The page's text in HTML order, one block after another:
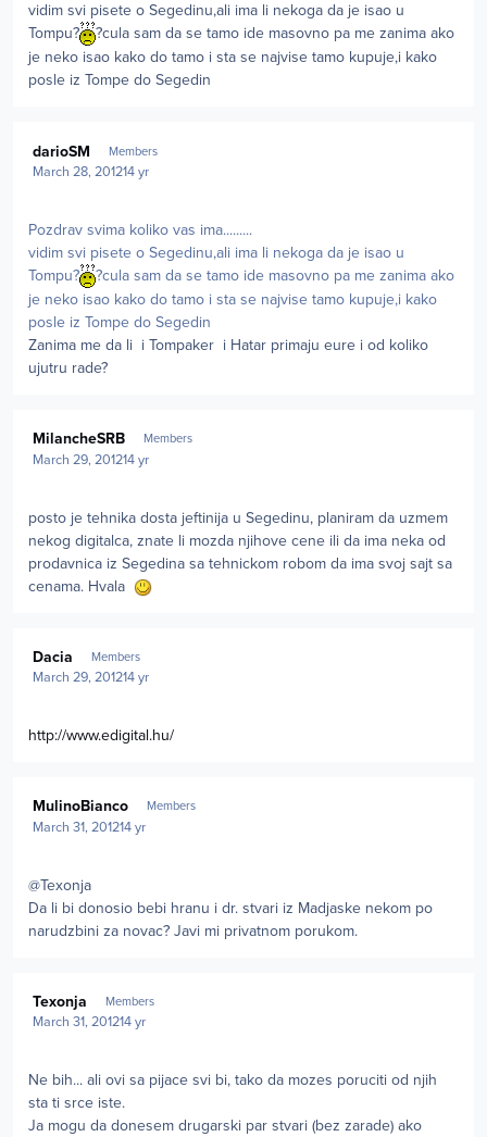
vidim svi pisete o Segedinu,ali ima li nekoga da je isao u
Tompu?
?cula sam da se tamo ide masovno pa me zanima ako
je neko isao kako do tamo i sta se najvise tamo kupuje,i kako
posle iz Tompe do Segedin
darioSM Members
March 28, 201214 yr
Pozdrav svima koliko vas ima.........
vidim svi pisete o Segedinu,ali ima li nekoga da je isao u
Tompu?
?cula sam da se tamo ide masovno pa me zanima ako
je neko isao kako do tamo i sta se najvise tamo kupuje,i kako
posle iz Tompe do Segedin
Zanima me da li i Tompaker i Hatar primaju eure i od koliko
ujutru rade?
MilancheSRB Members
March 29, 201214 yr
posto je tehnika dosta jeftinija u Segedinu, planiram da uzmem
nekog digitalca, znate li mozda njihove cene ili da ima neka od
prodavnica iz Segedina sa tehnickom robom da ima svoj sajt sa
cenama. Hvala
Dacia Members
March 29, 201214 yr
http://www.edigital.hu/
MulinoBianco Members
March 31, 201214 yr
@Texonja
Da li bi donosio bebi hranu i dr. stvari iz Madjaske nekom po
narudzbini za novac? Javi mi privatnom porukom.
Texonja Members
March 31, 201214 yr
Ne bih... ali ovi sa pijace svi bi, tako da mozes poruciti od njih
sta ti srce iste.
Ja mogu da donesem drugarski par stvari (bez zarade) ako